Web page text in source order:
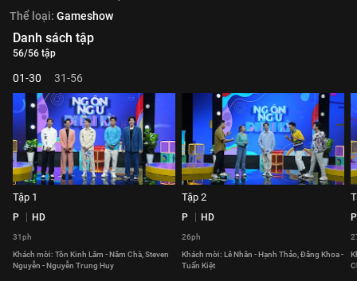
Thể loại: Gameshow
Danh sách tập
56/56 tập
01-30 31-56
Tập 1
P HD
31ph
Khách mời: Tôn Kinh Lâm - Năm Chà, Steven
Nguyễn - Nguyễn Trung Huy
Tập 2
P HD
26ph
Khách mời: Lê Nhân - Hạnh Thảo, Đăng Khoa -
Tuấn Kiệt
P